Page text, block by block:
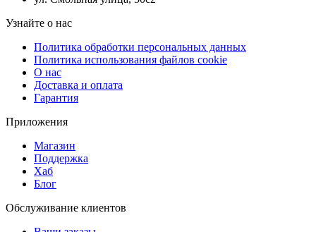
Узнайте о нас
Политика обработки персональных данных
Политика использования файлов cookie
О нас
Доставка и оплата
Гарантия
Приложения
Магазин
Поддержка
Хаб
Блог
Обслуживание клиентов